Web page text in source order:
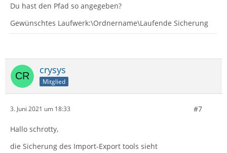
Du hast den Pfad so angegeben?
Gewünschtes Laufwerk:\Ordnername\Laufende Sicherung
crysys
Mitglied
3. Juni 2021 um 18:33 #7
Hallo schrotty,
die Sicherung des Import-Export tools sieht